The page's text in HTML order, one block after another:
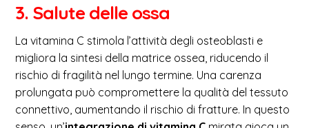
3. Salute delle ossa
La vitamina C stimola l’attività degli osteoblasti e
migliora la sintesi della matrice ossea, riducendo il
rischio di fragilità nel lungo termine. Una carenza
prolungata può compromettere la qualità del tessuto
connettivo, aumentando il rischio di fratture. In questo